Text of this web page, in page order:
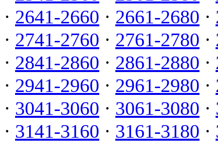
· 2641-2660 · 2661-2680 ·
· 2741-2760 · 2761-2780 ·
· 2841-2860 · 2861-2880 ·
· 2941-2960 · 2961-2980 ·
· 3041-3060 · 3061-3080 ·
· 3141-3160 · 3161-3180 ·